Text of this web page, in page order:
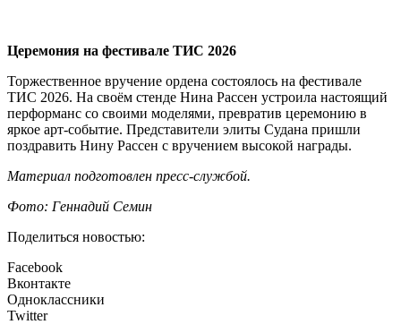
Церемония на фестивале ТИС 2026
Торжественное вручение ордена состоялось на фестивале
ТИС 2026. На своём стенде Нина Рассен устроила настоящий
перформанс со своими моделями, превратив церемонию в
яркое арт-событие. Представители элиты Судана пришли
поздравить Нину Рассен с вручением высокой награды.
Материал подготовлен пресс-службой.
Фото: Геннадий Семин
Поделиться новостью:
Facebook
Вконтакте
Одноклассники
Twitter